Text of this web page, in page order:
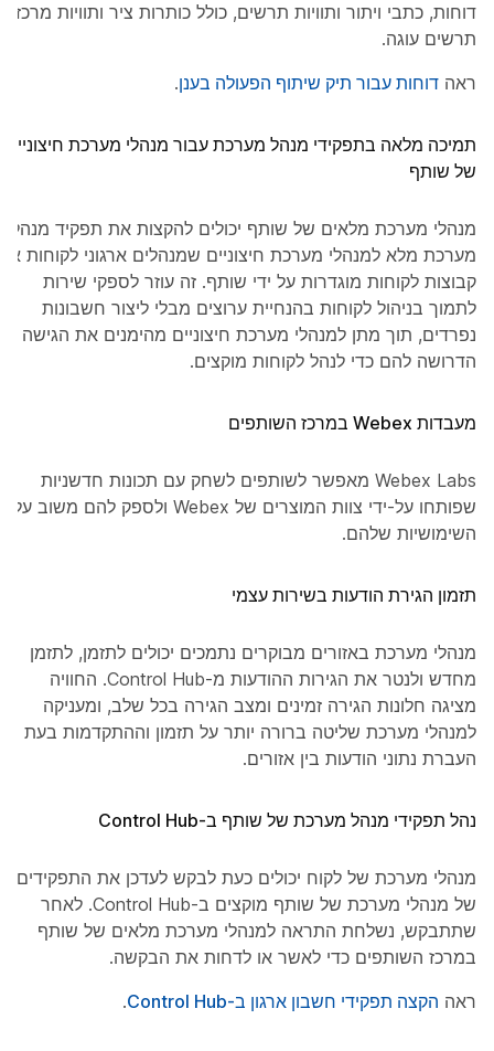
דוחות, כתבי ויתור ותוויות תרשים, כולל כותרות ציר ותוויות מרכז
תרשים עוגה.
ראה דוחות עבור תיק שיתוף הפעולה בענן.
תמיכה מלאה בתפקידי מנהל מערכת עבור מנהלי מערכת חיצוניים
של שותף
מנהלי מערכת מלאים של שותף יכולים להקצות את תפקיד מנהל
מערכת מלא למנהלי מערכת חיצוניים שמנהלים ארגוני לקוחות או
קבוצות לקוחות מוגדרות על ידי שותף. זה עוזר לספקי שירות
לתמוך בניהול לקוחות בהנחיית ערוצים מבלי ליצור חשבונות
נפרדים, תוך מתן למנהלי מערכת חיצוניים מהימנים את הגישה
הדרושה להם כדי לנהל לקוחות מוקצים.
מעבדות Webex במרכז השותפים
Webex Labs מאפשר לשותפים לשחק עם תכונות חדשניות
שפותחו על-ידי צוות המוצרים של Webex ולספק להם משוב על
השימושיות שלהם.
תזמון הגירת הודעות בשירות עצמי
מנהלי מערכת באזורים מבוקרים נתמכים יכולים לתזמן, לתזמן
מחדש ולנטר את הגירות ההודעות מ-Control Hub. החוויה
מציגה חלונות הגירה זמינים ומצב הגירה בכל שלב, ומעניקה
למנהלי מערכת שליטה ברורה יותר על תזמון וההתקדמות בעת
העברת נתוני הודעות בין אזורים.
נהל תפקידי מנהל מערכת של שותף ב-Control Hub
מנהלי מערכת של לקוח יכולים כעת לבקש לעדכן את התפקידים
של מנהלי מערכת של שותף מוקצים ב-Control Hub. לאחר
שתתבקש, נשלחת התראה למנהלי מערכת מלאים של שותף
במרכז השותפים כדי לאשר או לדחות את הבקשה.
ראה הקצה תפקידי חשבון ארגון ב-Control Hub .